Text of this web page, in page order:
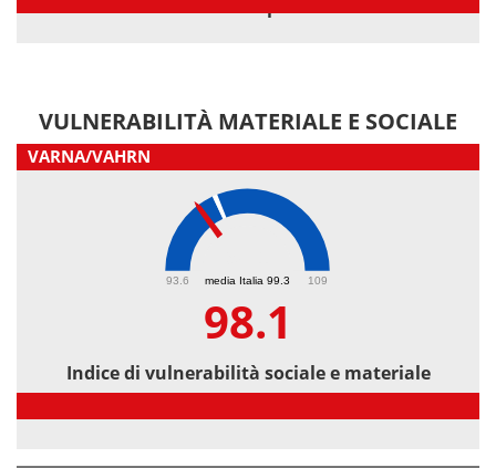
VULNERABILITÀ MATERIALE E SOCIALE
VARNA/VAHRN
media Italia 99.3
93.6 109
98.1
Indice di vulnerabilità sociale e materiale